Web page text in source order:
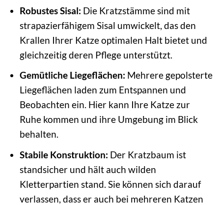
Robustes Sisal: Die Kratzstämme sind mit
strapazierfähigem Sisal umwickelt, das den
Krallen Ihrer Katze optimalen Halt bietet und
gleichzeitig deren Pflege unterstützt.
Gemütliche Liegeflächen: Mehrere gepolsterte
Liegeflächen laden zum Entspannen und
Beobachten ein. Hier kann Ihre Katze zur
Ruhe kommen und ihre Umgebung im Blick
behalten.
Stabile Konstruktion: Der Kratzbaum ist
standsicher und hält auch wilden
Kletterpartien stand. Sie können sich darauf
verlassen, dass er auch bei mehreren Katzen